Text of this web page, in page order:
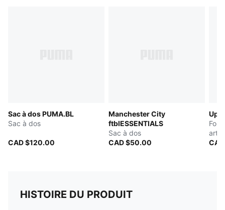
Sac à dos PUMA.BL
Sac à dos
CAD $120.00
Manchester City
ftblESSENTIALS
Sac à dos
CAD $50.00
Up
HISTOIRE DU PRODUIT